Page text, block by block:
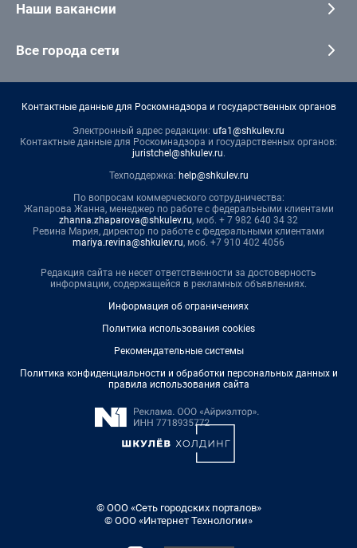
Наши вакансии
Все города сети
Контактные данные для Роскомнадзора и государственных органов
Электронный адрес редакции: ufa1@shkulev.ru
Контактные данные для Роскомнадзора и государственных органов:
juristchel@shkulev.ru.
Техподдержка: help@shkulev.ru
По вопросам коммерческого сотрудничества:
Жапарова Жанна, менеджер по работе с федеральными клиентами
zhanna.zhaparova@shkulev.ru, моб. + 7 982 640 34 32
Ревина Мария, директор по работе с федеральными клиентами
mariya.revina@shkulev.ru, моб. +7 910 402 4056
Редакция сайта не несет ответственности за достоверность
информации, содержащейся в рекламных объявлениях.
Информация об ограничениях
Политика использования cookies
Рекомендательные системы
Политика конфиденциальности и обработки персональных данных и
правила использования сайта
© ООО «Сеть городских порталов»
© ООО «Интернет Технологии»